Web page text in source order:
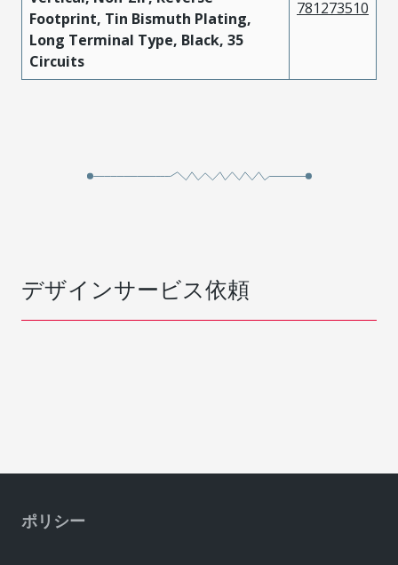
Footprint, Tin Bismuth Plating,
Long Terminal Type, Black, 35
Circuits
781273510
デザインサービス依頼
ポリシー